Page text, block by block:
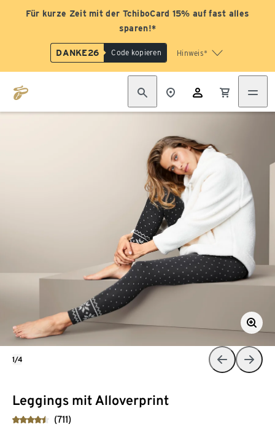
Für kurze Zeit mit der TchiboCard 15% auf fast alles
sparen!*
DANKE26 Code kopieren Hinweis*
Leggings mit Alloverprint
(711)
1/4